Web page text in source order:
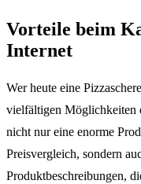
Vorteile beim
Internet
Wer heute eine
vielfältigen Möglichkeiten
nicht nur eine enorme
Preisvergleich, sondern
Produktbeschreibungen,